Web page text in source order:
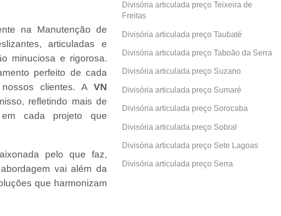
na Manutenção de
articuladas e
minuciosa e rigorosa.
perfeito de cada
clientes. A VN
refletindo mais de
cada projeto que
pelo que faz,
vai além da
que harmonizam
Divisória articulada preço Teixeira de
Freitas
Divisória articulada preço Taubaté
Divisória articulada preço Taboão da Serra
Divisória articulada preço Suzano
Divisória articulada preço Sumaré
Divisória articulada preço Sorocaba
Divisória articulada preço Sobral
Divisória articulada preço Sete Lagoas
Divisória articulada preço Serra